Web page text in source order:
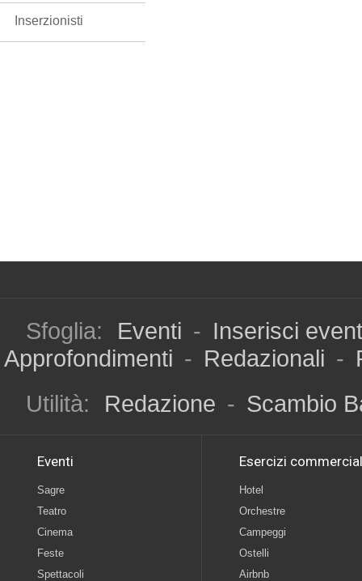
Inserzionisti
Sfoglia: Eventi - Inserisci
Approfondimenti - Redazionali -
Utilità:
Redazione - Scambio
Eventi
Sagre
Teatro
Cinema
Feste
Spettacoli
Esercizi
Hotel
Orchestre
Campeggi
Ostelli
Airbnb